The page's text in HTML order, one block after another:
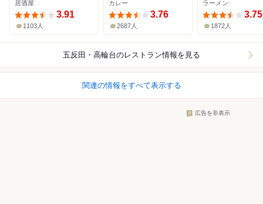
居酒屋
3.91
1103人
カレー
3.76
2687人
ラーメン
3.75
1872人
五反田・高輪台のレストラン情報を見る
関連の情報をすべて表示する
広告を非表示